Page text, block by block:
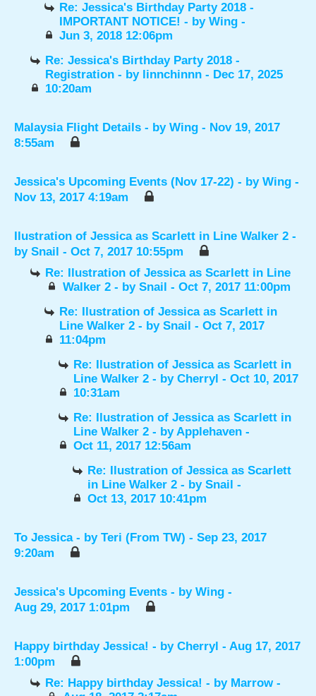
Re: Jessica's Birthday Party 2018 -
IMPORTANT NOTICE! - byWing -
Jun 3, 2018 12:06pm
Re: Jessica's Birthday Party 2018 -
Registration - by linnchinnn - Dec 17, 2025
10:20am
Malaysia Flight Details - by Wing - Nov 19, 2017
8:55am
Jessica's Upcoming Events (Nov 17-22) - by Wing -
Nov 13, 2017 4:19am
Ilustration of Jessica as Scarlett in Line Walker 2 -
by Snail - Oct 7, 2017 10:55pm
Re: Ilustration of Jessica as Scarlett in Line
Walker 2 - by Snail - Oct 7, 2017 11:00pm
Re: Ilustration of Jessica as Scarlett in
Line Walker 2 - bySnail - Oct 7, 2017
11:04pm
Re: Ilustration of Jessica as Scarlett in
Line Walker 2 - byCherryl - Oct 10, 2017
10:31am
Re: Ilustration of Jessica as Scarlett in
Line Walker 2 - byApplehaven -
Oct 11, 2017 12:56am
Re: Ilustration of Jessica as Scarlett
in Line Walker 2 - bySnail -
Oct 13, 2017 10:41pm
To Jessica - by Teri (From TW) - Sep 23, 2017
9:20am
Jessica's Upcoming Events - by Wing -
Aug 29, 2017 1:01pm
Happy birthday Jessica! - by Cherryl - Aug 17, 2017
1:00pm
Re: Happy birthday Jessica! - by Marrow-